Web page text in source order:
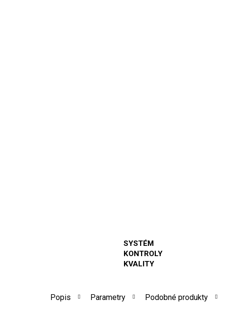
SYSTÉM
KONTROLY
KVALITY
Popis Parametry Podobné produkty